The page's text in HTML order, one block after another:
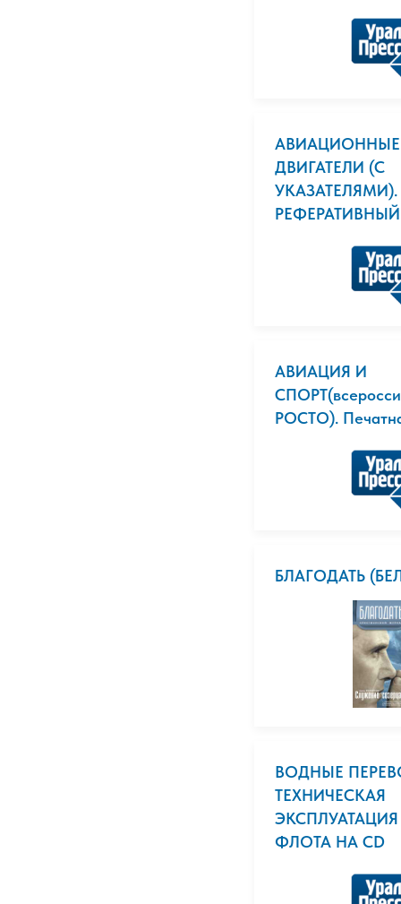
АВИАЦИОННЫЕ
ДВИГАТЕЛИ (С
УКАЗАТЕЛЯМИ).
АВИАЦИЯ И
РОСТО).
БЛАГОДАТЬ
ВОДНЫЕ
ТЕХНИЧЕСКАЯ
ФЛОТА НА CD